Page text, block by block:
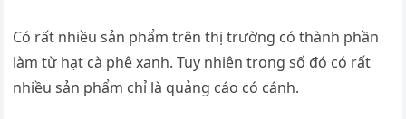
Có rất nhiều sản phẩm trên thị trường có thành phần
làm từ hạt cà phê xanh. Tuy nhiên trong số đó có rất
nhiều sản phẩm chỉ là quảng cáo có cánh.